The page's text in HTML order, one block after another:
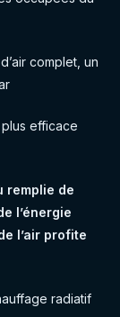
complet, un
efficace
remplie de
l’énergie
l’air profite
radiatif